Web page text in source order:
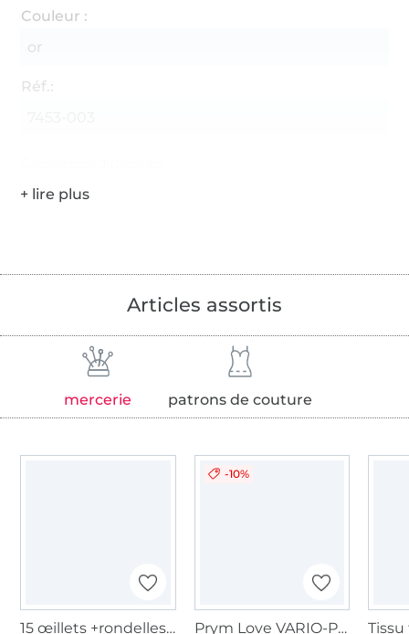
Couleur :
or
Réf.:
Articles assortis
mercerie patrons de couture
15 œillets +rondelles 11.0 mm, inoxydable
-10%
Prym Love VARIO-Pliers Ø 3 et 4 mm